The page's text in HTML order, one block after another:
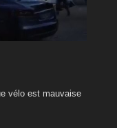
vélo est mauvaise